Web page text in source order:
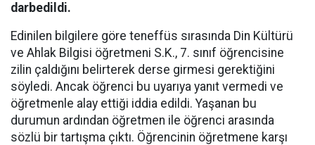
darbedildi.
Edinilen bilgilere göre teneffüs sırasında Din Kültürü
ve Ahlak Bilgisi öğretmeni S.K., 7. sınıf öğrencisine
zilin çaldığını belirterek derse girmesi gerektiğini
söyledi. Ancak öğrenci bu uyarıya yanıt vermedi ve
öğretmenle alay ettiği iddia edildi. Yaşanan bu
durumun ardından öğretmen ile öğrenci arasında
sözlü bir tartışma çıktı. Öğrencinin öğretmene karşı